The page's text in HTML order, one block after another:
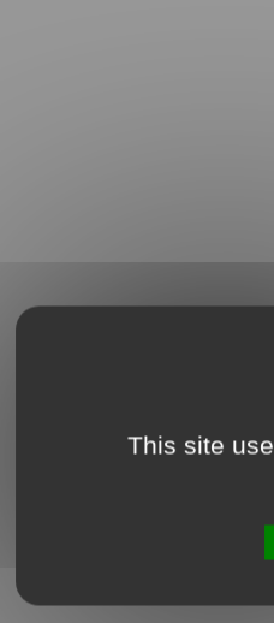
This site